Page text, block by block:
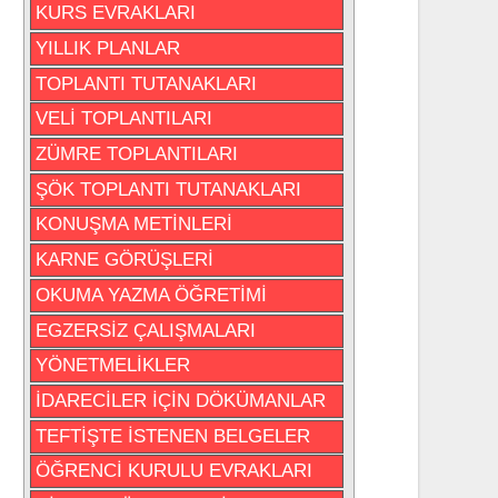
KURS EVRAKLARI
YILLIK PLANLAR
TOPLANTI TUTANAKLARI
VELİ TOPLANTILARI
ZÜMRE TOPLANTILARI
ŞÖK TOPLANTI TUTANAKLARI
KONUŞMA METİNLERİ
KARNE GÖRÜŞLERİ
OKUMA YAZMA ÖĞRETİMİ
EGZERSİZ ÇALIŞMALARI
YÖNETMELİKLER
İDARECİLER İÇİN DÖKÜMANLAR
TEFTİŞTE İSTENEN BELGELER
ÖĞRENCİ KURULU EVRAKLARI